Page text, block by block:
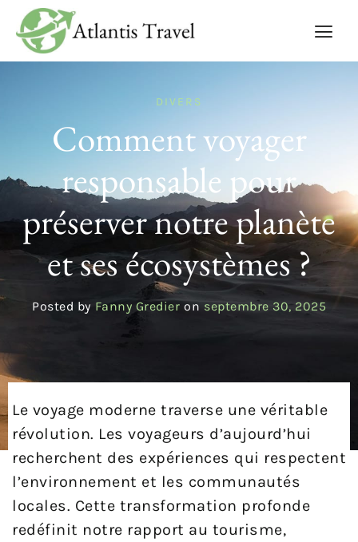
DIVERS
Comment voyager
responsable pour
préserver notre planète
et ses écosystèmes ?
Posted by Fanny Gredier on septembre 30, 2025
Le voyage moderne traverse une véritable
révolution. Les voyageurs d’aujourd’hui
recherchent des expériences qui respectent
l’environnement et les communautés
locales. Cette transformation profonde
redéfinit notre rapport au tourisme,